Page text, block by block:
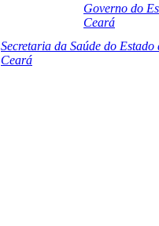
Secretaria da Saúde do Estado
Ceará
Governo do
Ceará